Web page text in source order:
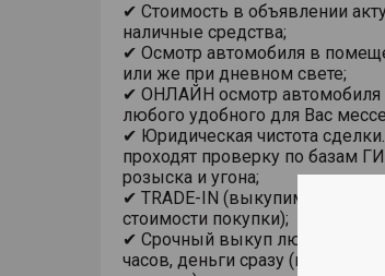
✔ Стоимость в объявлении
наличные средства;
✔ Осмотр автомобиля в
или же при дневном свете;
✔ ОНЛАЙН осмотр автомобиля
любого удобного для Вас
✔ Юридическая чистота
проходят проверку по базам
розыска и угона;
✔ TRADE-IN (выкупим ваш
стоимости покупки);
✔ Срочный выкуп любого
часов, деньги сразу (на карту,